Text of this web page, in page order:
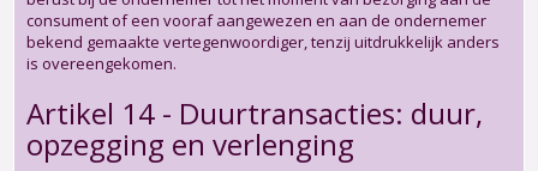
consument of een vooraf aangewezen en aan de ondernemer
bekend gemaakte vertegenwoordiger, tenzij uitdrukkelijk anders
is overeengekomen.
Artikel 14 - Duurtransacties: duur,
opzegging en verlenging